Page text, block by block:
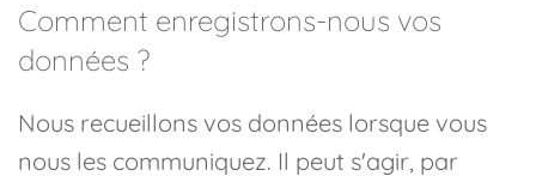
Comment enregistrons-nous vos
données ?
Nous recueillons vos données lorsque vous
nous les communiquez. Il peut s'agir, par